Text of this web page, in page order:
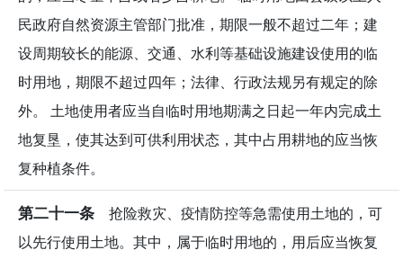
民政府自然资源主管部门批准，期限一般不超过二年；建
设周期较长的能源、交通、水利等基础设施建设使用的临
时用地，期限不超过四年；法律、行政法规另有规定的除
外。 土地使用者应当自临时用地期满之日起一年内完成土
地复垦，使其达到可供利用状态，其中占用耕地的应当恢
复种植条件。
第二十一条 抢险救灾、疫情防控等急需使用土地的，可
以先行使用土地。其中，属于临时用地的，用后应当恢复